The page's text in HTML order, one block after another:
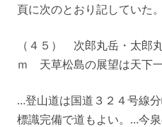
頁に次のとおり記していた。
（４５） 次郎丸岳・太郎
ｍ 天草松島の展望は天下
…登山道は国道３２４号線
標識完備で道もよい。…今